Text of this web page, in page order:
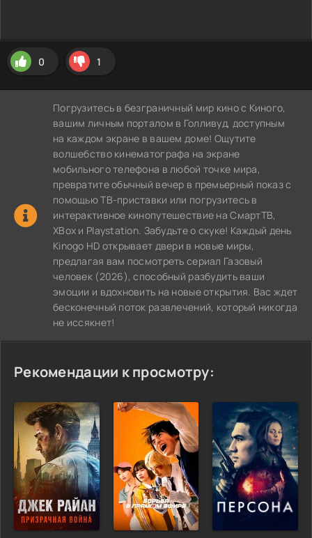
0 1
Погрузитесь в безграничный мир кино с Киного,
вашим личным порталом в Голливуд, доступным
на каждом экране в вашем доме! Ощутите
волшебство кинематографа на экране
мобильного телефона в любой точке мира,
превратите обычный вечер в премьерный показ с
помощью ТВ-приставки или погрузитесь в
интерактивное кинопутешествие на СмартТВ,
XBox и Playstation. Забудьте о скуке! Каждый день
Kinogo HD открывает двери в новые миры,
предлагая вам посмотреть сериал Газовый
человек (2026), способный разбудить ваши
эмоции и вдохновить на новые открытия. Вас ждет
бесконечный поток развлечений, который никогда
не иссякнет!
Рекомендации к просмотру: